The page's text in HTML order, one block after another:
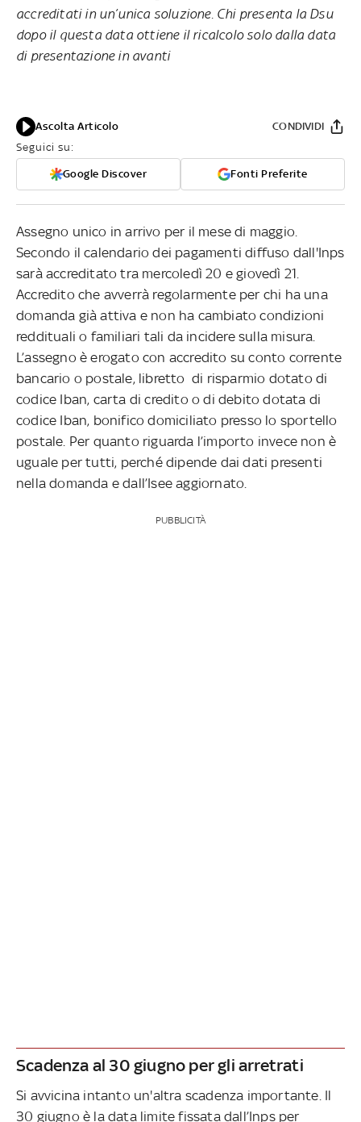
accreditati in un’unica soluzione. Chi presenta la Dsu
dopo il questa data ottiene il ricalcolo solo dalla data
di presentazione in avanti
Ascolta Articolo
Seguici su:
Google Discover Fonti Preferite
CONDIVIDI
Assegno unico in arrivo per il mese di maggio.
Secondo il calendario dei pagamenti diffuso dall'Inps
sarà accreditato tra mercoledì 20 e giovedì 21.
Accredito che avverrà regolarmente per chi ha una
domanda già attiva e non ha cambiato condizioni
reddituali o familiari tali da incidere sulla misura.
L’assegno è erogato con accredito su conto corrente
bancario o postale, libretto di risparmio dotato di
codice Iban, carta di credito o di debito dotata di
codice Iban, bonifico domiciliato presso lo sportello
postale. Per quanto riguarda l’importo invece non è
uguale per tutti, perché dipende dai dati presenti
nella domanda e dall’Isee aggiornato.
PUBBLICITÀ
Scadenza al 30 giugno per gli arretrati
Si avvicina intanto un'altra scadenza importante. Il
30 giugno è la data limite fissata dall’Inps per